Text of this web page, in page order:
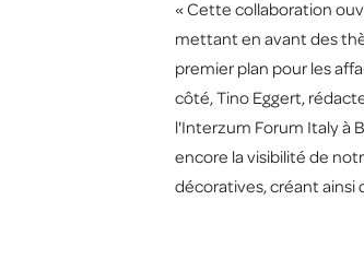
« Cette collaboration
mettant en avant des
premier plan pour les
côté, Tino Eggert,
l'Interzum Forum Italy à
encore la visibilité de
décoratives, créant ainsi